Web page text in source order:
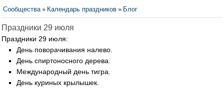
Сообщества » Календарь праздников » Блог
Праздники 29 июля
Праздники 29 июля:
День поворачивания налево.
День спиртоносного дерева.
Международный день тигра.
День куриных крылышек.